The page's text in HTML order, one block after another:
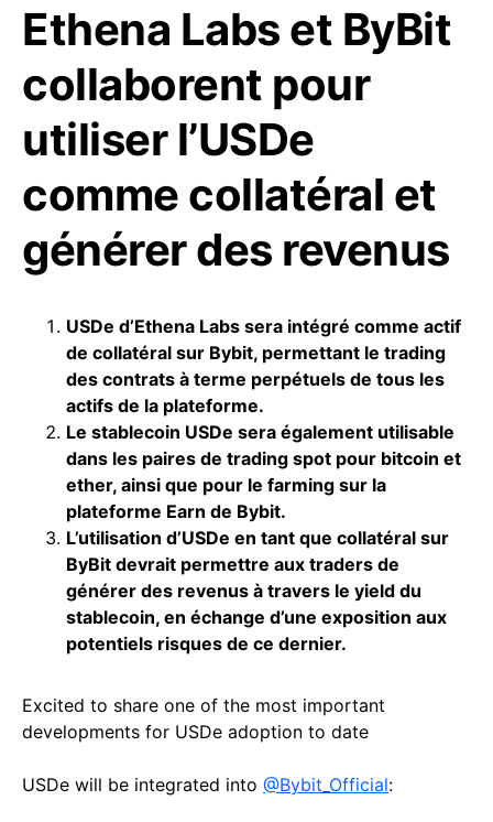
Ethena Labs et ByBit
collaborent pour
utiliser l’USDe
comme collatéral et
générer des revenus
USDe d’Ethena Labs sera intégré comme actif
de collatéral sur Bybit, permettant le trading
des contrats à terme perpétuels de tous les
actifs de la plateforme.
Le stablecoin USDe sera également utilisable
dans les paires de trading spot pour bitcoin et
ether, ainsi que pour le farming sur la
plateforme Earn de Bybit.
L’utilisation d’USDe en tant que collatéral sur
ByBit devrait permettre aux traders de
générer des revenus à travers le yield du
stablecoin, en échange d’une exposition aux
potentiels risques de ce dernier.
Excited to share one of the most important
developments for USDe adoption to date
USDe will be integrated into @Bybit_Official: